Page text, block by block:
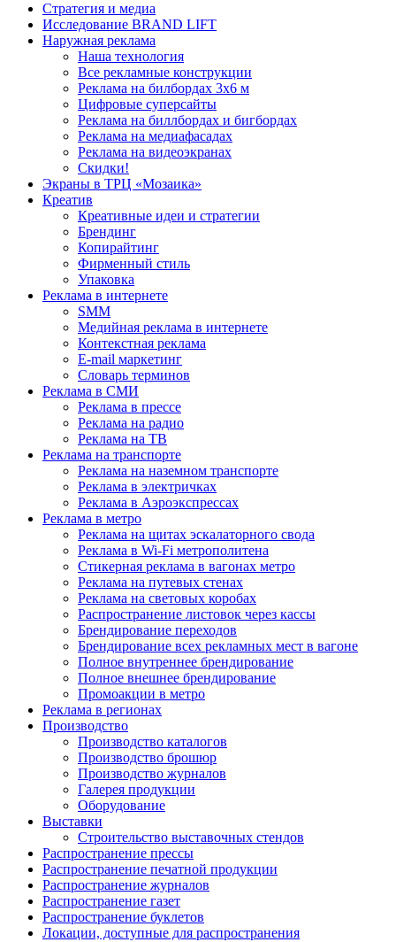
Стратегия и медиа
Исследование BRAND LIFT
Наружная реклама
Наша технология
Все рекламные конструкции
Реклама на билбордах 3х6 м
Цифровые суперсайты
Реклама на биллбордах и бигбордах
Реклама на медиафасадах
Реклама на видеоэкранах
Скидки!
Экраны в ТРЦ «Мозаика»
Креатив
Креативные идеи и стратегии
Брендинг
Копирайтинг
Фирменный стиль
Упаковка
Реклама в интернете
SMM
Медийная реклама в интернете
Контекстная реклама
E-mail маркетинг
Словарь терминов
Реклама в СМИ
Реклама в прессе
Реклама на радио
Реклама на ТВ
Реклама на транспорте
Реклама на наземном транспорте
Реклама в электричках
Реклама в Аэроэкспрессах
Реклама в метро
Реклама на щитах эскалаторного свода
Реклама в Wi-Fi метрополитена
Стикерная реклама в вагонах метро
Реклама на путевых стенах
Реклама на световых коробах
Распространение листовок через кассы
Брендирование переходов
Брендирование всех рекламных мест в вагоне
Полное внутреннее брендирование
Полное внешнее брендирование
Промоакции в метро
Реклама в регионах
Производство
Производство каталогов
Производство брошюр
Производство журналов
Галерея продукции
Оборудование
Выставки
Строительство выставочных стендов
Распространение прессы
Распространение печатной продукции
Распространение журналов
Распространение газет
Распространение буклетов
Локации, доступные для распространения